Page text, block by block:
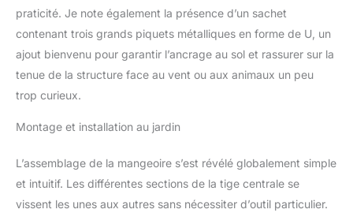
praticité. Je note également la présence d’un sachet
contenant trois grands piquets métalliques en forme de U, un
ajout bienvenu pour garantir l’ancrage au sol et rassurer sur la
tenue de la structure face au vent ou aux animaux un peu
trop curieux.
Montage et installation au jardin
L’assemblage de la mangeoire s’est révélé globalement simple
et intuitif. Les différentes sections de la tige centrale se
vissent les unes aux autres sans nécessiter d’outil particulier.